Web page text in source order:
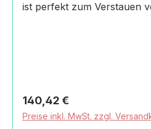
ist perfekt zum Verstauen
Lore:Lieferumfang1
LoreMaterialErle,
3.3 cmAltersempfehlung18
Regulärer Preis:
140,42 €
Preise inkl. MwSt. zzgl.